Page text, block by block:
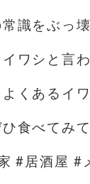
識をぶっ
イワシと言
よくあるイ
食べてみ
#居酒屋 #